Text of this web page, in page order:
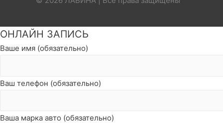
ОНЛАЙН ЗАПИСЬ
Ваше имя (обязательно)
Ваш телефон (обязательно)
Ваша марка авто (обязательно)